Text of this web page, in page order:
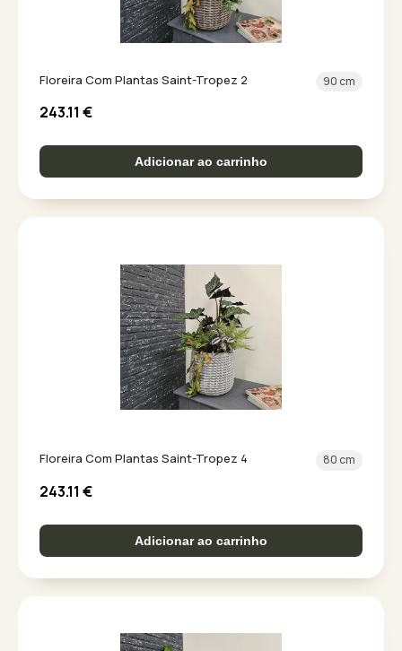
Floreira Com Plantas Saint-Tropez 2 90 cm
243.11 €
Adicionar ao carrinho
Floreira Com Plantas Saint-Tropez 4 80 cm
243.11 €
Adicionar ao carrinho